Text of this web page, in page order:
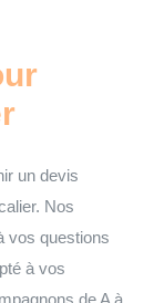
un devis
Nos
vos questions
à vos
de A à